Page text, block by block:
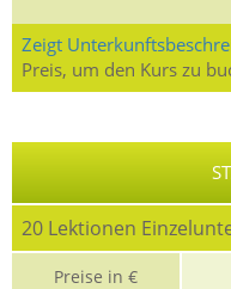
Zeigt
Preis, um den Kurs zu
20 Lektionen
Preise in €